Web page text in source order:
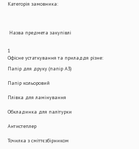
Категорія замовника:
Назва предмета закупівлі
1
Офісне устаткування та приладдя різне:
Папір для друку (папір А3)
Папір кольоровий
Плівка для ламінування
Обкладинка для палітурки
Антистеплер
Точилка з сміттєзбірником